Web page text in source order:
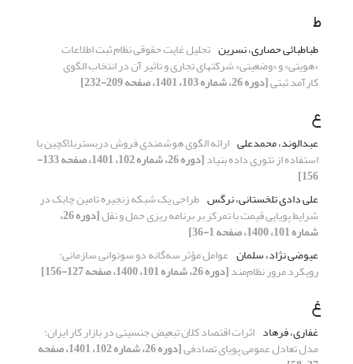
ط
طباطبائی حصاری، نسرین تحلیل غایت حقوقی نظام ثبت اطلاعات
«هویتی» و «وضعیتی» شرکتهای تجاری و تاثیر آن در انتخاب الگوی
کارآمد ثبتی[دوره 26، شماره 103، 1401، صفحه 209-232]
ع
عبدالوند، محمدعلی ارائه الگوی هوشمندی فروش دربستربلاکچین با
استفاده از تئوری داده بنیاد [دوره 26، شماره 102، 1401، صفحه 133-
156]
علی دادی تلخستانی، نرگس طراحی یک شبکه زنجیره تامین چابک در
شرایط پویایی قیمت با تمرکز بر برنامه ریزی حمل و نقل [دوره 26،
شماره 101، 1400، صفحه 1-36]
عیوضی نژاد، سلمان عوامل مؤثر سه‌گانه دو سوتوانی سازمانی:
رویکرد مرور نظام‌مند[دوره 26، شماره 101، 1400، صفحه 127-156]
غ
غفاری، فرهاد اثرات اقتصاد کلان تبعیض جنسیتی در بازار کار ایران:
مدل تعادل عمومی پویای تصادفی [دوره 26، شماره 102، 1401، صفحه